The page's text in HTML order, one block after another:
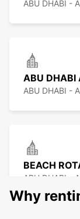
ABU DHABI -
ABU DHABI
ABU DHABI -
BEACH
ABU DHABI -
Why